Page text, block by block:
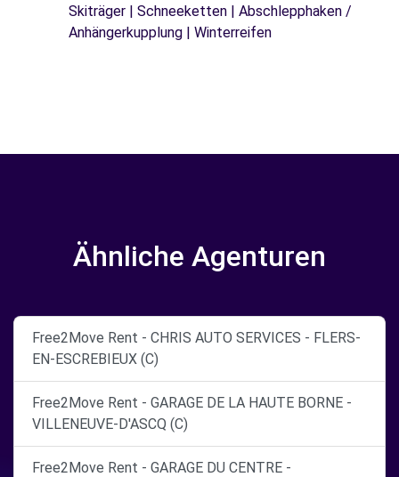
Skiträger | Schneeketten | Abschlepphaken /
Anhängerkupplung | Winterreifen
Ähnliche Agenturen
Free2Move Rent - CHRIS AUTO SERVICES - FLERS-
EN-ESCREBIEUX (C)
Free2Move Rent - GARAGE DE LA HAUTE BORNE -
VILLENEUVE-D'ASCQ (C)
Free2Move Rent - GARAGE DU CENTRE -